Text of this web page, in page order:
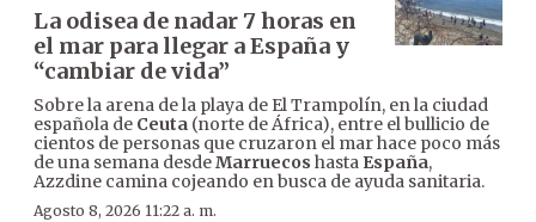
La odisea de nadar 7 horas en
el mar para llegar a España y
“cambiar de vida”
Sobre la arena de la playa de El Trampolín, en la ciudad
española de Ceuta (norte de África), entre el bullicio de
cientos de personas que cruzaron el mar hace poco más
de una semana desdeMarruecos hasta España,
Azzdine camina cojeando en busca de ayuda sanitaria.
Agosto 8, 2026 11:22 a. m.